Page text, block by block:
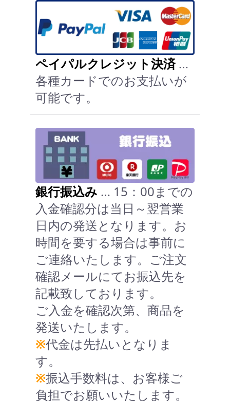
ペイパルクレジット決済…
各種カードでのお支払いが
可能です。
銀行振込み … 15：00までの
入金確認分は当日～翌営業
日内の発送となります。お
時間を要する場合は事前に
ご連絡いたします。ご注文
確認メールにてお振込先を
記載致しております。
ご入金を確認次第、商品を
発送いたします。
※代金は先払いとなりま
す。
※振込手数料は、お客様ご
負担でお願いいたします。